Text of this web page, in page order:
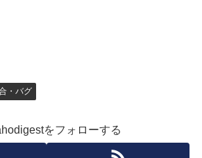
・バグ
をフォローする